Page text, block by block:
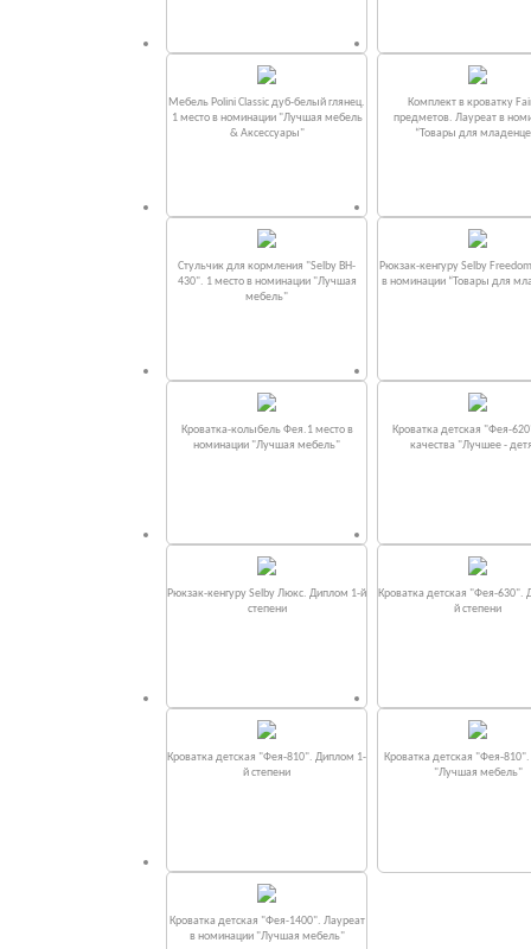
Мебель Polini Classic дуб-белый глянец.
1 место в номинации "Лучшая мебель
& Аксессуары"
Комплект в кроватку
предметов. Лауреат в
“Товары для
Стульчик для кормления "Selby BH-
430". 1 место в номинации "Лучшая
мебель"
Рюкзак-кенгуру Selby
в номинации “Товары для
Кроватка-колыбель Фея.1 место в
номинации "Лучшая мебель"
Кроватка детская "Фея-
качества "Лучшее -
Рюкзак-кенгуру Selby Люкс. Диплом 1-й
степени
Кроватка детская "Фея-630".
й степени
Кроватка детская "Фея-810". Диплом 1-
й степени
Кроватка детская "Фея-
"Лучшая мебель"
Кроватка детская "Фея-1400". Лауреат
в номинации "Лучшая мебель"